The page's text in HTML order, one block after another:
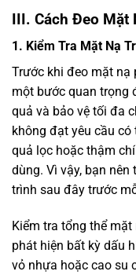
III. Cách Đeo Mặt
1. Kiểm Tra Mặt Nạ
Trước khi đeo mặt nạ
một bước quan trọng
quả và bảo vệ tối đa
không đạt yêu cầu có
quả lọc hoặc thậm
dùng. Vì vậy, bạn
trình sau đây trước
Kiểm tra tổng thể
phát hiện bất kỳ dấu
vỏ nhựa hoặc cao su